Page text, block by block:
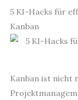
5 KI-Hacks für
Kanban
Kanban ist nicht